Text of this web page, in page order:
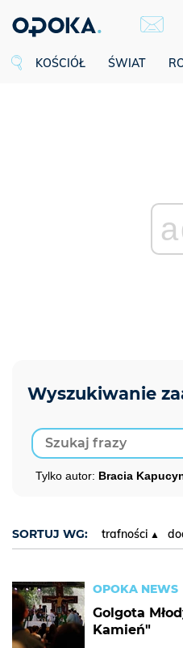
KOŚCIÓŁ ŚWIAT
Tylko autor: Bracia
SORTUJ WG: trafności
OPOKA NEWS
Golgota
Kamień"